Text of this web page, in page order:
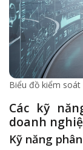
Biểu đồ kiểm
Các kỹ
doanh
Kỹ năng